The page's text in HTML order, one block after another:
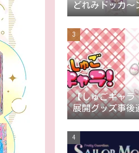
どれみドッカ～
ー」9月発売。
【しゅごキャラ
展開グッズ事後